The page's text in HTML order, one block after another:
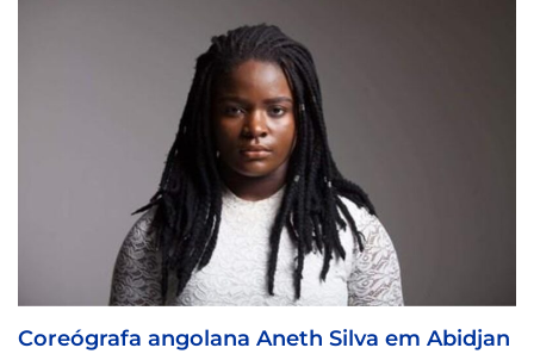
Aneth Silva em Abidjan Visa For Music